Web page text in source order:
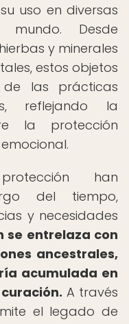
uso en diversas
Desde
y minerales
estos objetos
las prácticas
reflejando la
la protección
han
del tiempo,
y necesidades
se entrelaza con
ancestrales,
acumulada en
A través
el legado de